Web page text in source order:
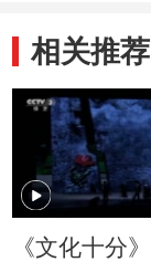
相关推荐
《文化十分》